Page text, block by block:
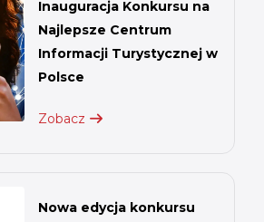
Inauguracja Konkursu na
Najlepsze Centrum
Informacji Turystycznej w
Polsce
Zobacz
Nowa edycja konkursu